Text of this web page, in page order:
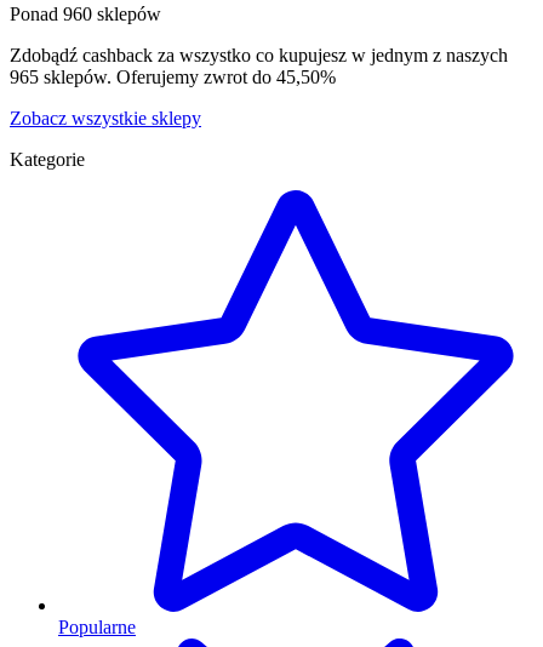
Ponad 960 sklepów
Zdobądź cashback za wszystko co kupujesz w jednym z naszych
965 sklepów. Oferujemy zwrot do 45,50%
Zobacz wszystkie sklepy
Kategorie
Popularne